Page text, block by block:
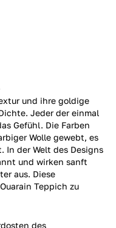
und ihre goldige
Jeder der einmal
Gefühl. Die Farben
Wolle gewebt, es
In der Welt des Designs
und wirken sanft
aus. Diese
Teppich zu
des